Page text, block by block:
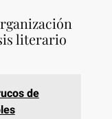
literario
de